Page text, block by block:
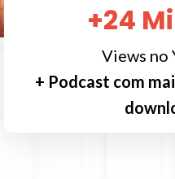
+24
Views no
+ Podcast com